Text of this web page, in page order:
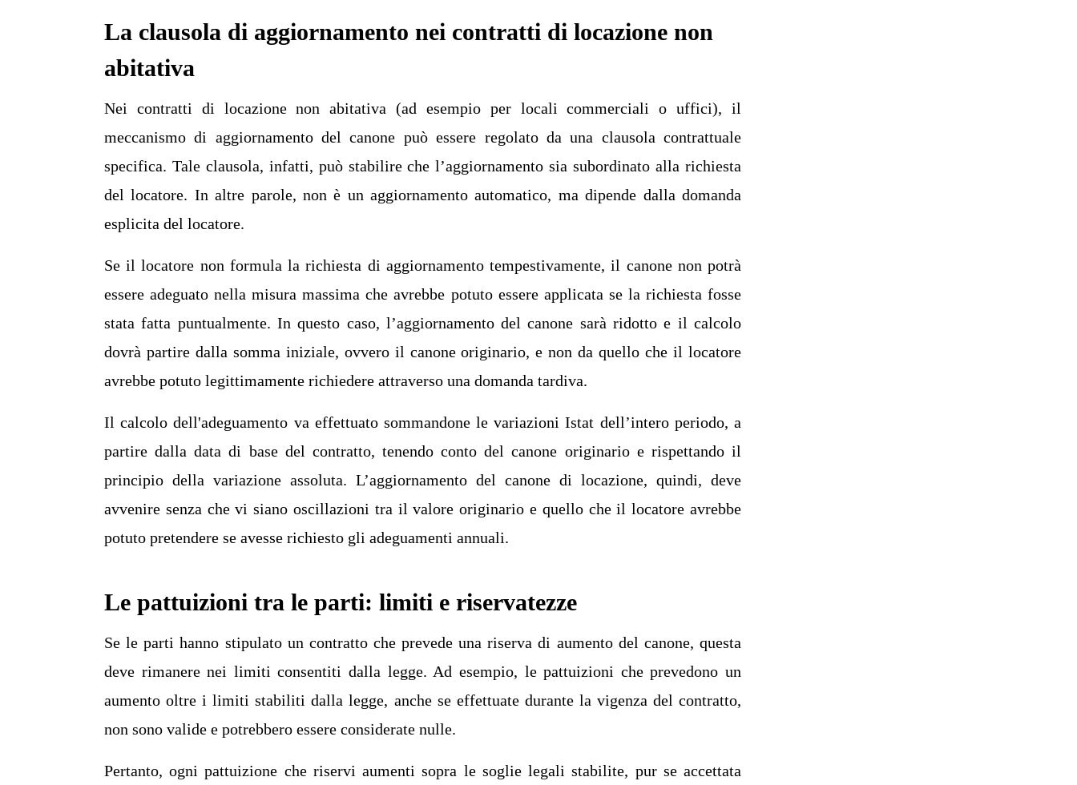
La clausola di aggiornamento nei contratti di locazione non
abitativa
Nei contratti di locazione non abitativa (ad esempio per locali commerciali o uffici), il
meccanismo di aggiornamento del canone può essere regolato da una clausola contrattuale
specifica. Tale clausola, infatti, può stabilire che l’aggiornamento sia subordinato alla richiesta
del locatore. In altre parole, non è un aggiornamento automatico, ma dipende dalla domanda
esplicita del locatore.
Se il locatore non formula la richiesta di aggiornamento tempestivamente, il canone non potrà
essere adeguato nella misura massima che avrebbe potuto essere applicata se la richiesta fosse
stata fatta puntualmente. In questo caso, l’aggiornamento del canone sarà ridotto e il calcolo
dovrà partire dalla somma iniziale, ovvero il canone originario, e non da quello che il locatore
avrebbe potuto legittimamente richiedere attraverso una domanda tardiva.
Il calcolo dell'adeguamento va effettuato sommandone le variazioni Istat dell’intero periodo, a
partire dalla data di base del contratto, tenendo conto del canone originario e rispettando il
principio della variazione assoluta. L’aggiornamento del canone di locazione, quindi, deve
avvenire senza che vi siano oscillazioni tra il valore originario e quello che il locatore avrebbe
potuto pretendere se avesse richiesto gli adeguamenti annuali.
Le pattuizioni tra le parti: limiti e riservatezze
Se le parti hanno stipulato un contratto che prevede una riserva di aumento del canone, questa
deve rimanere nei limiti consentiti dalla legge. Ad esempio, le pattuizioni che prevedono un
aumento oltre i limiti stabiliti dalla legge, anche se effettuate durante la vigenza del contratto,
non sono valide e potrebbero essere considerate nulle.
Pertanto, ogni pattuizione che riservi aumenti sopra le soglie legali stabilite, pur se accettata